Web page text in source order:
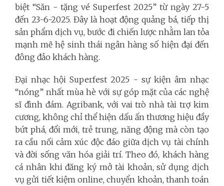
biệt “Săn - tặng vé Superfest 2025” từ ngày 27-5
đến 23-6-2025. Đây là hoạt động quảng bá, tiếp thị
sản phẩm dịch vụ, bước đi chiến lược nhằm lan tỏa
mạnh mẽ hệ sinh thái ngân hàng số hiện đại đến
đông đảo khách hàng.
Đại nhạc hội Superfest 2025 - sự kiện âm nhạc
“nóng” nhất mùa hè với sự góp mặt của các nghệ
sĩ đình đám. Agribank, với vai trò nhà tài trợ kim
cương, không chỉ thể hiện dấu ấn thương hiệu đầy
bứt phá, đổi mới, trẻ trung, năng động mà còn tạo
ra cầu nối cảm xúc độc đáo giữa dịch vụ tài chính
và đời sống văn hóa giải trí. Theo đó, khách hàng
cá nhân khi đăng ký mở tài khoản, sử dụng dịch
vụ gửi tiết kiệm online, chuyển khoản, thanh toán